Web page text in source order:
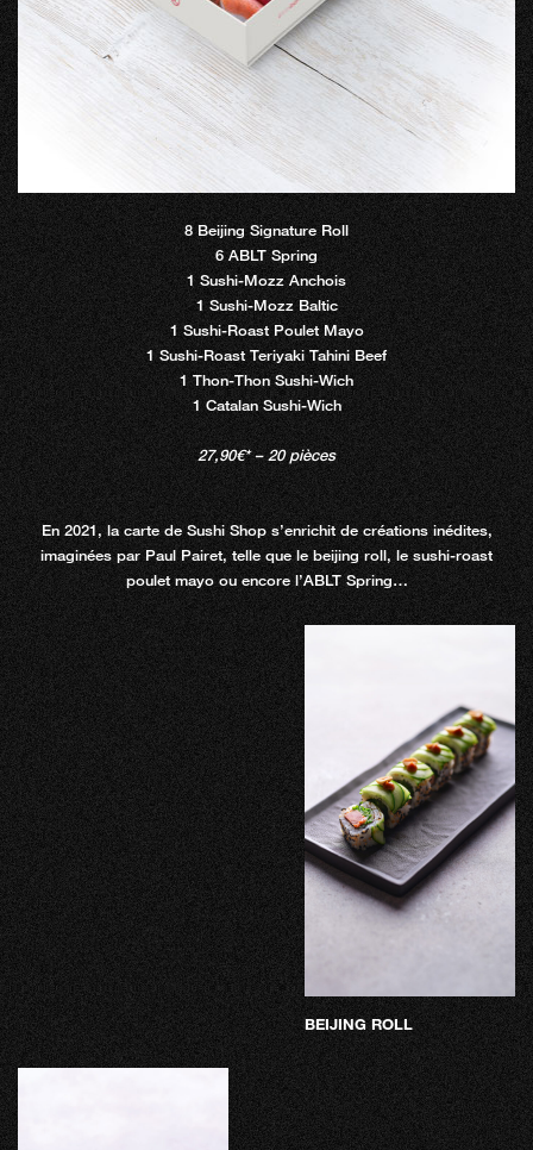
8 Beijing Signature Roll
6 ABLT Spring
1 Sushi-Mozz Anchois
1 Sushi-Mozz Baltic
1 Sushi-Roast Poulet Mayo
1 Sushi-Roast Teriyaki Tahini Beef
1 Thon-Thon Sushi-Wich
1 Catalan Sushi-Wich
27,90€* – 20 pièces
En 2021, la carte de Sushi Shop s’enrichit de créations inédites,
imaginées par Paul Pairet, telle que le beijing roll, le sushi-roast
poulet mayo ou encore l’ABLT Spring…
BEIJING ROLL